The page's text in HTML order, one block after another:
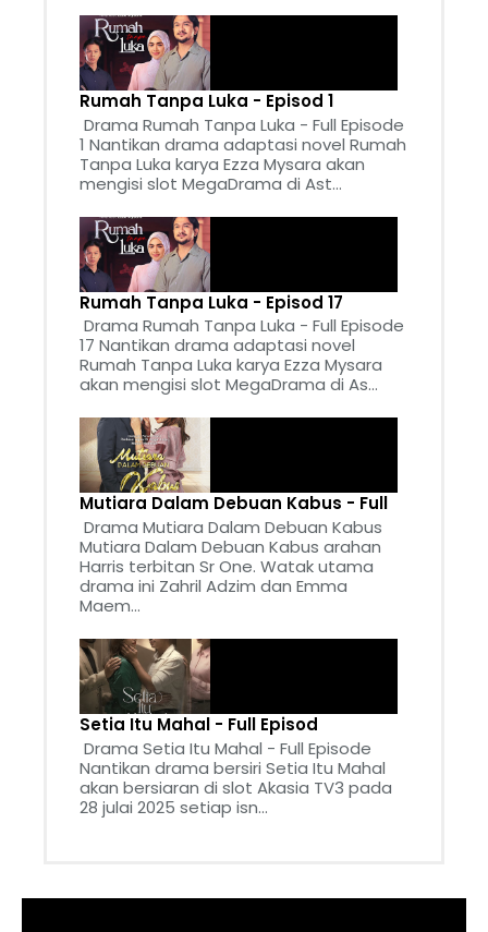
Rumah Tanpa Luka - Episod 1
Drama Rumah Tanpa Luka - Full Episode
1 Nantikan drama adaptasi novel Rumah
Tanpa Luka karya Ezza Mysara akan
mengisi slot MegaDrama di Ast...
Rumah Tanpa Luka - Episod 17
Drama Rumah Tanpa Luka - Full Episode
17 Nantikan drama adaptasi novel
Rumah Tanpa Luka karya Ezza Mysara
akan mengisi slot MegaDrama di As...
Mutiara Dalam Debuan Kabus - Full
Drama Mutiara Dalam Debuan Kabus
Mutiara Dalam Debuan Kabus arahan
Harris terbitan Sr One. Watak utama
drama ini Zahril Adzim dan Emma
Maem...
Setia Itu Mahal - Full Episod
Drama Setia Itu Mahal - Full Episode
Nantikan drama bersiri Setia Itu Mahal
akan bersiaran di slot Akasia TV3 pada
28 julai 2025 setiap isn...